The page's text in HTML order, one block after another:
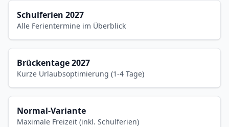
Schulferien 2027
Alle Ferientermine im Überblick
Brückentage 2027
Kurze Urlaubsoptimierung (1-4 Tage)
Normal-Variante
Maximale Freizeit (inkl. Schulferien)